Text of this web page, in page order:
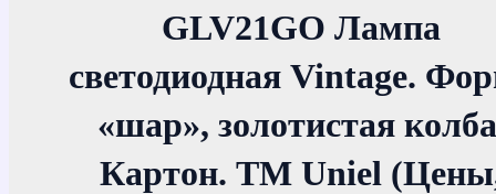
GLV21GO Лампа
светодиодная Vintage.
«шар», золотистая
Картон. ТМ Uniel